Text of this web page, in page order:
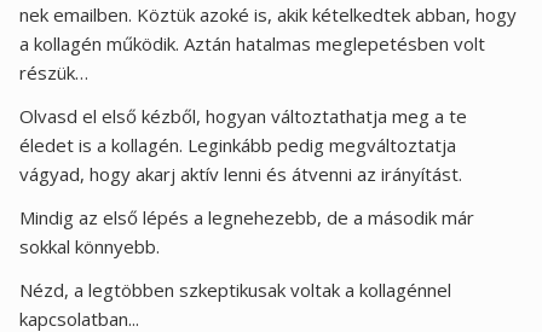
nek emailben. Köztük azoké is, akik kételkedtek abban, hogy
a kollagén működik. Aztán hatalmas meglepetésben volt
részük…
Olvasd el első kézből, hogyan változtathatja meg a te
éledet is a kollagén. Leginkább pedig megváltoztatja
vágyad, hogy akarj aktív lenni és átvenni az irányítást.
Mindig az első lépés a legnehezebb, de a második már
sokkal könnyebb.
Nézd, a legtöbben szkeptikusak voltak a kollagénnel
kapcsolatban...